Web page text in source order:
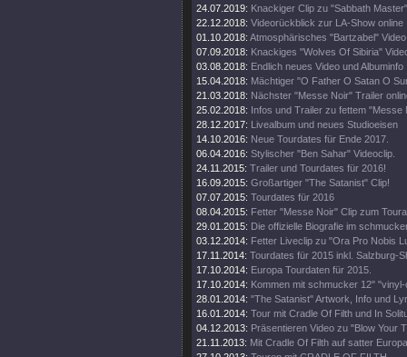
24.07.2019: Knackiger Clip zu "Sabbath Master"
22.12.2018: Videorückblick zur LA-Show online
01.10.2018: Atmosphärisches "Bartzabel" Video
07.09.2018: Knackiges "Wolves Of Sibiria"
03.08.2018: Endlich neues Video und Albuminfo
15.04.2018: Mächtiger "O Father O Satan O
21.03.2018: Nächster "Messe Noir" Trailer
25.02.2018: Infos und Trailer zu fettem "Messe
28.12.2017: Livealbum und neues Studioeisen
14.10.2016: Neue Tourdates für Ende 2017.
06.04.2016: Stylischer "Ben Sahar" Videoclip.
24.11.2015: Trailer und Tourdates für 2016!
16.09.2015: Großartiger "The Satanist" Clip!
07.07.2015: Tourdates für 2016
08.04.2015: Fetter "Messe Noir" Clip zum
29.01.2015: Die offizielle Biografie im
03.12.2014: Fetter Liveclip zu "Ora Pro Nobis
17.11.2014: Tourdates für 2015 inkl. Salzburg-
17.10.2014: Europa Tourdaten für 2015.
17.10.2014: Kommen mit schmucker 12" "vinyl-
28.01.2014: "The Satanist" Artwork, Info und
16.01.2014: Tour mit Cradle Of Filth und In
04.12.2013: Präsentieren Video zu "Blow Your
21.11.2013: Mit Cradle Of Filth auf satter